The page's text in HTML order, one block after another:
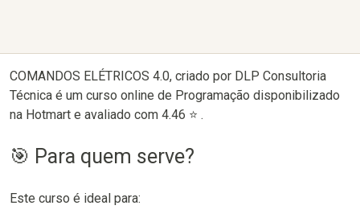
COMANDOS ELÉTRICOS 4.0, criado por DLP Consultoria
Técnica é um curso online de Programação disponibilizado
na Hotmart e avaliado com 4.46 ⭐ .
🎯 Para quem serve?
Este curso é ideal para: